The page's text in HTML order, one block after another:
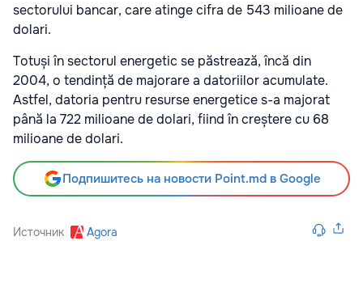
sectorului bancar, care atinge cifra de 543 milioane de
dolari.
Totuși în sectorul energetic se păstrează, încă din
2004, o tendință de majorare a datoriilor acumulate.
Astfel, datoria pentru resurse energetice s-a majorat
până la 722 milioane de dolari, fiind în creștere cu 68
milioane de dolari.
Подпишитесь на новости Point.md в Google
Источник Agora